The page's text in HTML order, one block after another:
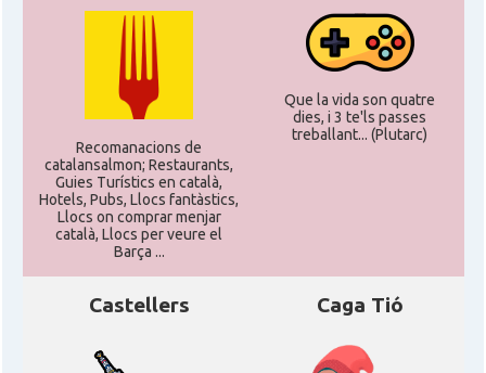
Recomanacions de
catalansalmon; Restaurants,
Guies Turístics en català,
Hotels, Pubs, Llocs fantàstics,
Llocs on comprar menjar
català, Llocs per veure el
Barça ...
Que la vida son quatre
dies, i 3 te'ls passes
treballant... (Plutarc)
Castellers Caga Tió